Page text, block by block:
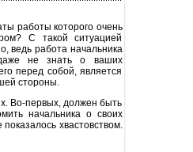
работы которого очень
С такой ситуацией
ведь работа начальника
не знать о ваших
перед собой, является
стороны.
Во-первых, должен быть
начальника о своих
хвастовством.